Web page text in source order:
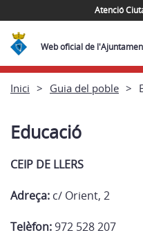
Atenció
Web oficial de
Inici Guia del poble
Educació
CEIP DE LLERS
Adreça: c/ Orient, 2
Telèfon:972 528 207